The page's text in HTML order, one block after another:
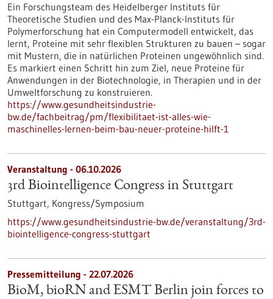
Ein Forschungsteam des Heidelberger Instituts für
Theoretische Studien und des Max-Planck-Instituts für
Polymerforschung hat ein Computermodell entwickelt, das
lernt, Proteine mit sehr flexiblen Strukturen zu bauen – sogar
mit Mustern, die in natürlichen Proteinen ungewöhnlich sind.
Es markiert einen Schritt hin zum Ziel, neue Proteine für
Anwendungen in der Biotechnologie, in Therapien und in der
Umweltforschung zu konstruieren.
https://www.gesundheitsindustrie-
bw.de/fachbeitrag/pm/flexibilitaet-ist-alles-wie-
maschinelles-lernen-beim-bau-neuer-proteine-hilft-1
Veranstaltung - 06.10.2026
3rd Biointelligence Congress in Stuttgart
Stuttgart, Kongress/Symposium
https://www.gesundheitsindustrie-bw.de/veranstaltung/3rd-
biointelligence-congress-stuttgart
Pressemitteilung - 22.07.2026
BioM, bioRN and ESMT Berlin join forces to